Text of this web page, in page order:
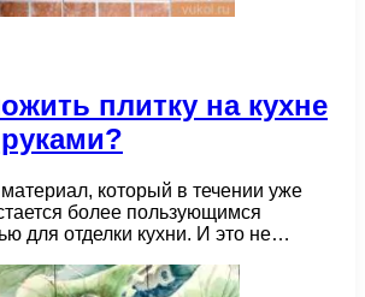
плитку на кухне
который в течении уже
более пользующимся
для отделки кухни. И это не…